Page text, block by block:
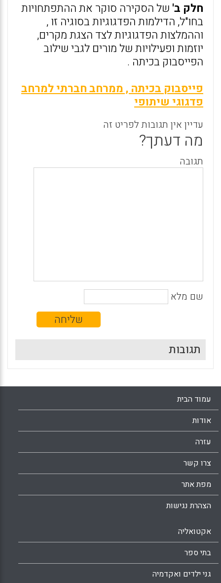
חלק ב' של הסקירה סוקר את ההתפתחויות
בחו"ל, הדילמות הפדגוגיות בסוגיה זו ,
וההמלצות הפדגוגיות לצד הצגת מקרים,
יוזמות ופעילויות של מורים לגבי שילוב
הפייסבוק בכיתה .
פייסבוק בכיתה , ממרחב חברתי למרחב
פדגוגי שיתופי
עדיין אין תגובות לפריט זה
מה דעתך?
תגובה
שם מלא
תגובות
עמוד הבית
אודות
עזרה
צרו קשר
מפת אתר
הצהרת נגישות
אקטואליה
בתי ספר
גני ילדים ואקדמיה